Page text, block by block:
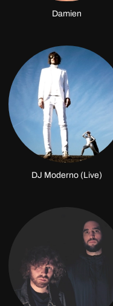
Damien
DJ Moderno (Live)